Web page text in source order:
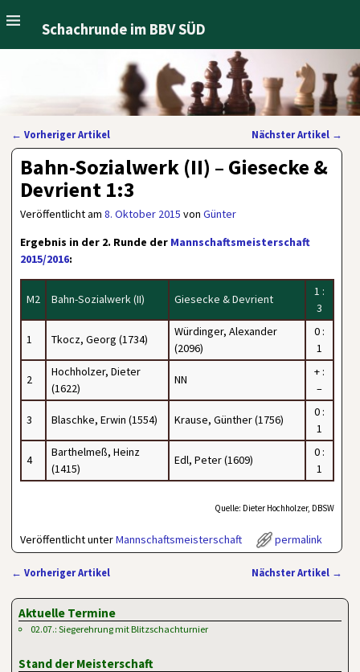
Schachrunde im BBV SÜD
Artikelnavigation
← Vorheriger Artikel Nächster Artikel →
Bahn-Sozialwerk (II) – Giesecke &
Devrient 1:3
Veröffentlicht am8. Oktober 2015 vonGünter
Ergebnis in der 2. Runde der Mannschaftsmeisterschaft
2015/2016:
M2 Bahn-Sozialwerk (II) Giesecke & Devrient
1 :
3
1 Tkocz, Georg (1734)
Würdinger, Alexander
(2096)
0 :
1
2
Hochholzer, Dieter
(1622)
NN
+ :
–
3 Blaschke, Erwin (1554) Krause, Günther (1756)
0 :
1
4
Barthelmeß, Heinz
(1415)
Edl, Peter (1609)
0 :
1
Quelle: Dieter Hochholzer, DBSW
Veröffentlicht unterMannschaftsmeisterschaft permalink
← Vorheriger Artikel Nächster Artikel →
Aktuelle Termine
02.07.: Siegerehrung mit Blitzschachturnier
Stand der Meisterschaft